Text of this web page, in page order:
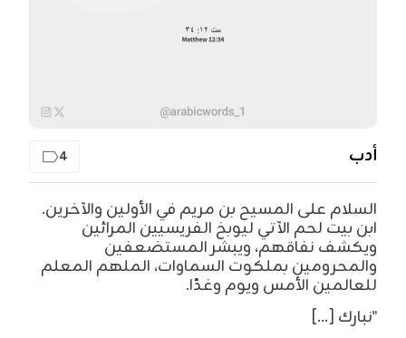
أدب 4
السلام على المسيح بن مريم في الأولين والآخرين.
ابن بيت لحم الآتي ليوبخ الفريسيين المرائين
ويكشف نفاقهم، ويبشر المستضعفين
والمحرومين بملكوت السماوات، الملهم المعلم
للعالمين الأمس ويوم وغدًا.
"نبارك [...]